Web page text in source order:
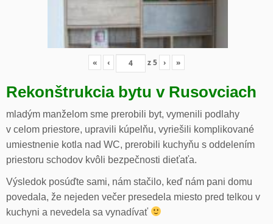
« ‹ z5 › »
Rekonštrukcia bytu v Rusovciach
mladým manželom sme prerobili byt, vymenili podlahy
v celom priestore, upravili kúpelňu, vyriešili komplikované
umiestnenie kotla nad WC, prerobili kuchyňu s oddelením
priestoru schodov kvôli bezpečnosti dieťaťa.
Výsledok posúďte sami, nám stačilo, keď nám pani domu
povedala, že nejeden večer presedela miesto pred telkou v
kuchyni a nevedela sa vynadívať